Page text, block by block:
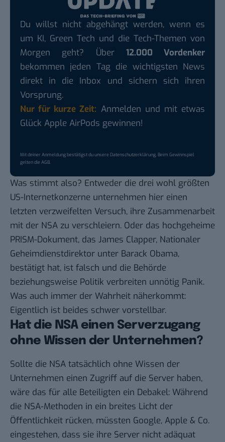
Du willst nicht abgehängt werden, wenn es
um KI, Green Tech und die Tech-Themen von
Morgen geht? Über 12.000 Vordenker
bekommen jeden Tag die wichtigsten News
direkt in die Inbox und sichern sich ihren
Vorsprung.
Nur für kurze Zeit: Anmelden und mit etwas
Glück Apple AirPods gewinnen!
Mit deiner Anmeldung bestätigst du unsere Datenschutzerklärung. Beim Gewinnspiel
gelten dieAGB.
Was stimmt also? Entweder die drei wohl größten
US-Internetkonzerne unternehmen hier einen
letzten verzweifelten Versuch, ihre Zusammenarbeit
mit der NSA zu verschleiern. Oder das hochgeheime
PRISM-Dokument, das James Clapper, Nationaler
Geheimdienstdirektor unter Barack Obama,
bestätigt hat, ist falsch und die Behörde
beziehungsweise Politik verbreiten unnötig Panik.
Was auch immer der Wahrheit näherkommt:
Eigentlich ist beides schwer vorstellbar.
Hat die NSA einen Serverzugang
ohne Wissen der Unternehmen?
Sollte die NSA tatsächlich ohne Wissen der
Unternehmen einen Zugriff auf die Server haben,
wäre das für alle Beteiligten ein Debakel: Während
die NSA-Methoden in ein breites Licht der
Öffentlichkeit rücken, müssten Google, Apple & Co.
eingestehen, dass sie ihre Server nicht adäquat